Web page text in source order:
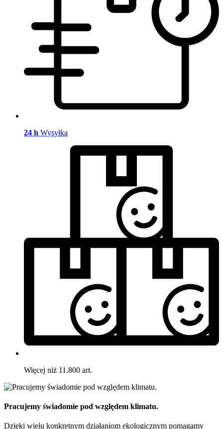
24 h Wysyłka
Więcej niż 11.800 art.
Pracujemy świadomie pod względem klimatu.
Dzięki wielu konkretnym działaniom ekologicznym pomagamy